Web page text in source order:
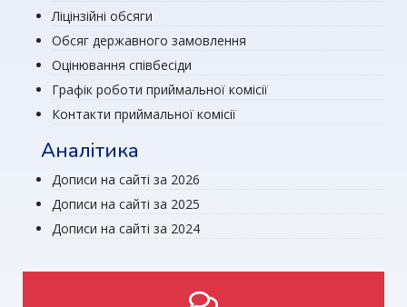
Ліцінзійні обсяги
Обсяг державного замовлення
Оцінювання співбесіди
Графік роботи приймальної комісії
Контакти приймальної комісії
Аналітика
Дописи на сайті за 2026
Дописи на сайті за 2025
Дописи на сайті за 2024